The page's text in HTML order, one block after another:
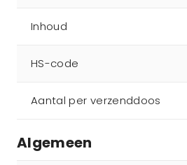
Inhoud
HS-code
Aantal per verzenddoos
Algemeen